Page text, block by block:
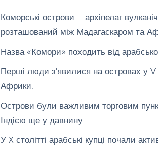
Коморські острови – архіпелаг
розташований між Мадагаскаром та
Назва «Комори» походить від
Перші люди з'явилися на островах у V-
Африки.
Острови були важливим торговим
Індією ще у давнину.
У X столітті арабські купці почали